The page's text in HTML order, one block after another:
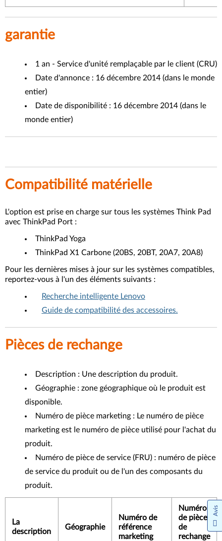
garantie
1 an - Service d'unité remplaçable par le client (CRU)
Date d'annonce : 16 décembre 2014 (dans le monde
entier)
Date de disponibilité : 16 décembre 2014 (dans le
monde entier)
Compatibilité matérielle
L'option est prise en charge sur tous les systèmes Think Pad
avec ThinkPad Port :
ThinkPad Yoga
ThinkPad X1 Carbone (20BS, 20BT, 20A7, 20A8)
Pour les dernières mises à jour sur les systèmes compatibles,
reportez-vous à l'un des éléments suivants :
Recherche intelligente Lenovo
Guide de compatibilité des accessoires.
Pièces de rechange
Description : Une description du produit.
Géographie : zone géographique où le produit est
disponible.
Numéro de pièce marketing : Le numéro de pièce
marketing est le numéro de pièce utilisé pour l'achat du
produit.
Numéro de pièce de service (FRU) : numéro de pièce
de service du produit ou de l'un des composants du
produit.
La
description
Géographie
Numéro de
référence
marketing
Numéro
de pièce
de
rechange
Avis